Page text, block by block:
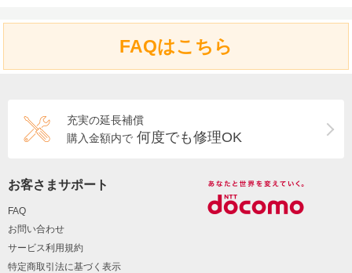
FAQはこちら
充実の延長補償
購入金額内で 何度でも修理OK
お客さまサポート
FAQ
お問い合わせ
サービス利用規約
特定商取引法に基づく表示